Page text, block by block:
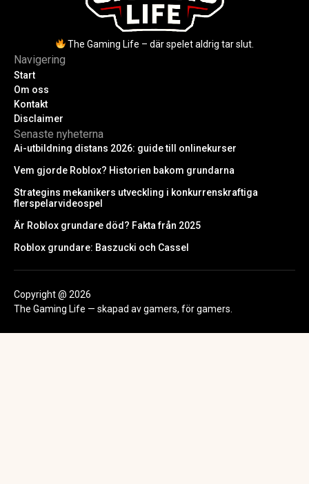
The Gaming Life – där spelet aldrig tar slut.
Navigering
Start
Om oss
Kontakt
Disclaimer
Senaste nyheterna
Ai-utbildning distans 2026: guide till onlinekurser
Vem gjorde Roblox? Historien bakom grundarna
Strategins mekanikers utveckling i konkurrenskraftiga
flerspelarvideospel
Är Roblox grundare död? Fakta från 2025
Roblox grundare: Baszucki och Cassel
Copyright @ 2026
The Gaming Life — skapad av gamers, för gamers.